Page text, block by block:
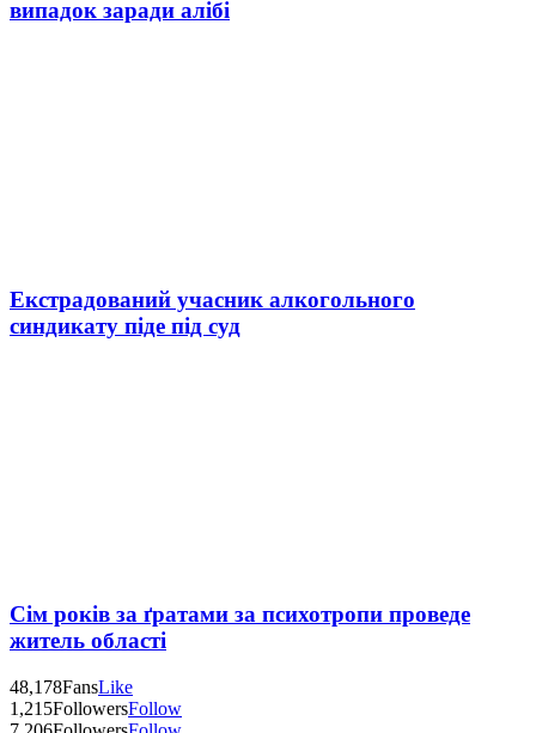
випадок заради алібі
Екстрадований учасник алкогольного
синдикату піде під суд
Сім років за ґратами за психотропи проведе
житель області
48,178FansLike
1,215FollowersFollow